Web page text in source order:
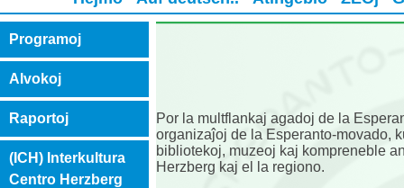
Programoj
Alvokoj
Raportoj
(ICH) Interkultura
Centro Herzberg
Por la multflankaj agadoj de la
organizaĵoj de la Esperanto-movado,
bibliotekoj, muzeoj kaj kompreneble
Herzberg kaj el la regiono.